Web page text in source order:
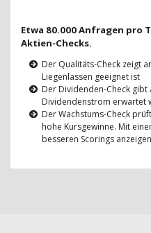
Etwa 80.000 Anfragen pro
Aktien-Checks.
Der Qualitäts-Check zeigt
Liegenlassen geeignet ist
Der Dividenden-Check
Dividendenstrom erwartet
Der Wachstums-Check
hohe Kursgewinne. Mit
besseren Scorings